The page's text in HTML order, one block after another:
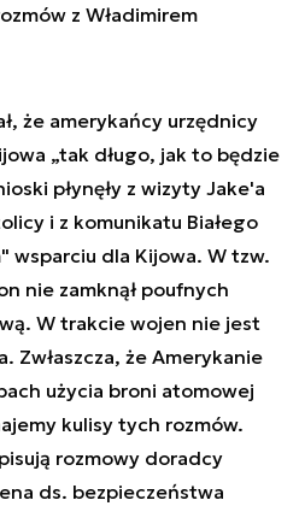
z Władimirem
że amerykańcy urzędnicy
„tak długo, jak to będzie
płynęły z wizyty Jake'a
i z komunikatu Białego
wsparciu dla Kijowa. W tzw.
nie zamknął poufnych
W trakcie wojen nie jest
Zwłaszcza, że Amerykanie
użycia broni atomowej
kulisy tych rozmów.
rozmowy doradcy
ds. bezpieczeństwa